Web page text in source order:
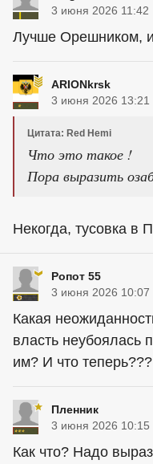
3 июня 2026 11:42
Лучше Орешником,
ARIONkrsk
3 июня 2026 13:21
Цитата: Red Hemi
Что это такое !
Пора выразить
Некогда, тусовка в
Ропот 55
3 июня 2026 10:07
Какая
власть неубоялась
им? И что теперь???
Пленник
3 июня 2026 10:15
Как что? Надо